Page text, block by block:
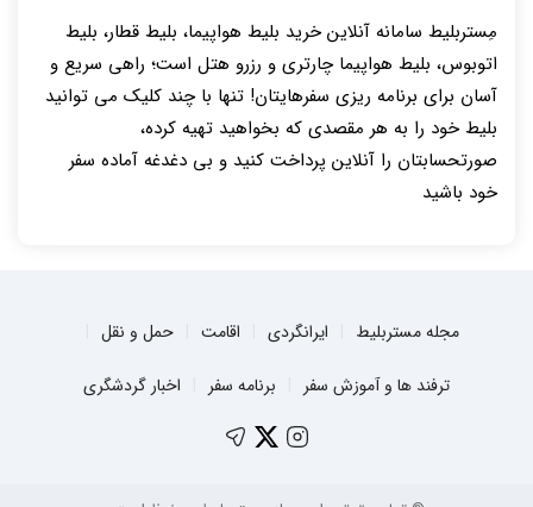
مِستربلیط سامانه آنلاین خرید بلیط هواپیما، بلیط قطار، بلیط
اتوبوس، بلیط هواپیما چارتری و رزرو هتل است؛ راهی سریع و
آسان برای برنامه ریزی سفرهایتان! تنها با چند کلیک می توانید
بلیط خود را به هر مقصدی که بخواهید تهیه کرده،
صورتحسابتان را آنلاین پرداخت کنید و بی دغدغه آماده سفر
خود باشید
مجله مستربلیط ایرانگردی اقامت حمل و نقل
ترفند ها و آموزش سفر برنامه سفر اخبار گردشگری